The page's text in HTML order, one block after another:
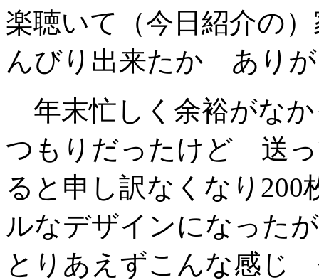
楽聴いて（今日紹介の
んびり出来たか あり
年末忙しく余裕がな
つもりだったけど 送
ると申し訳なくなり
ルなデザインになった
とりあえずこんな感じ